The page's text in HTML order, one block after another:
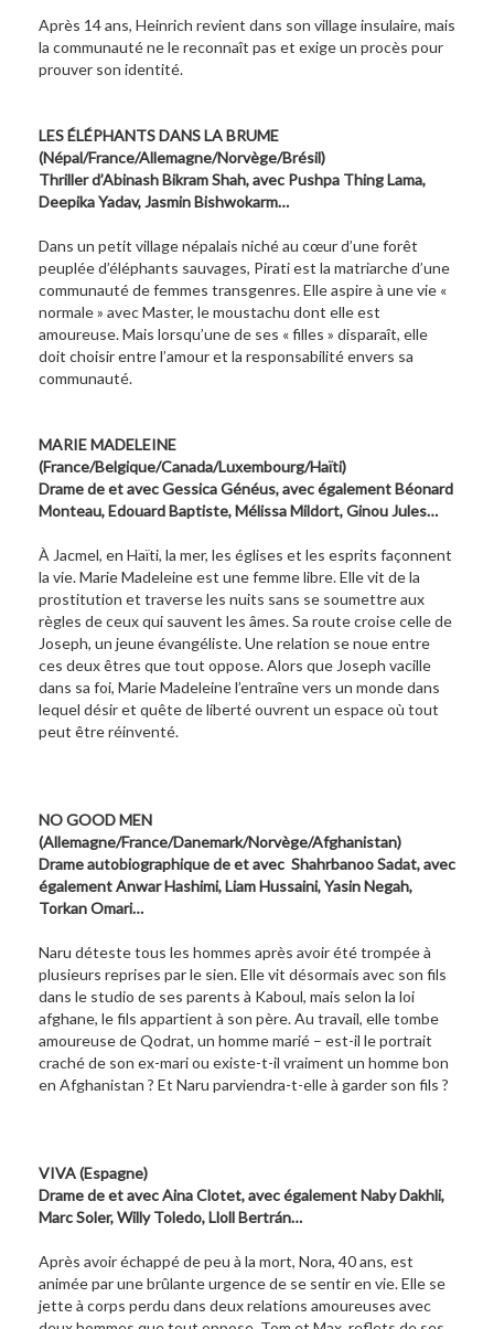
Après 14 ans, Heinrich revient dans son village insulaire, mais
la communauté ne le reconnaît pas et exige un procès pour
prouver son identité.
LES ÉLÉPHANTS DANS LA BRUME
(Népal/France/Allemagne/Norvège/Brésil)
Thriller d’Abinash Bikram Shah, avec Pushpa Thing Lama,
Deepika Yadav, Jasmin Bishwokarm…
Dans un petit village népalais niché au cœur d’une forêt
peuplée d’éléphants sauvages, Pirati est la matriarche d’une
communauté de femmes transgenres. Elle aspire à une vie «
normale » avec Master, le moustachu dont elle est
amoureuse. Mais lorsqu’une de ses « filles » disparaît, elle
doit choisir entre l’amour et la responsabilité envers sa
communauté.
MARIE MADELEINE
(France/Belgique/Canada/Luxembourg/Haïti)
Drame de et avec Gessica Généus, avec également Béonard
Monteau, Edouard Baptiste, Mélissa Mildort, Ginou Jules…
À Jacmel, en Haïti, la mer, les églises et les esprits façonnent
la vie. Marie Madeleine est une femme libre. Elle vit de la
prostitution et traverse les nuits sans se soumettre aux
règles de ceux qui sauvent les âmes. Sa route croise celle de
Joseph, un jeune évangéliste. Une relation se noue entre
ces deux êtres que tout oppose. Alors que Joseph vacille
dans sa foi, Marie Madeleine l’entraîne vers un monde dans
lequel désir et quête de liberté ouvrent un espace où tout
peut être réinventé.
NO GOOD MEN
(Allemagne/France/Danemark/Norvège/Afghanistan)
Drame autobiographique de et avec Shahrbanoo Sadat, avec
également Anwar Hashimi, Liam Hussaini, Yasin Negah,
Torkan Omari…
Naru déteste tous les hommes après avoir été trompée à
plusieurs reprises par le sien. Elle vit désormais avec son fils
dans le studio de ses parents à Kaboul, mais selon la loi
afghane, le fils appartient à son père. Au travail, elle tombe
amoureuse de Qodrat, un homme marié – est-il le portrait
craché de son ex-mari ou existe-t-il vraiment un homme bon
en Afghanistan ? Et Naru parviendra-t-elle à garder son fils ?
VIVA (Espagne)
Drame de et avec Aina Clotet, avec également Naby Dakhli,
Marc Soler, Willy Toledo, Lloll Bertrán…
Après avoir échappé de peu à la mort, Nora, 40 ans, est
animée par une brûlante urgence de se sentir en vie. Elle se
jette à corps perdu dans deux relations amoureuses avec